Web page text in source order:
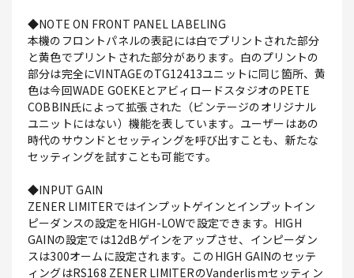
◆NOTE ON FRONT PANEL LABELING
本機のフロントパネルの表記には白でプリントされた部分
と黄色でプリントされた部分があります。白のプリントの
部分は完全にVINTAGEのTG12413ユニットに同じ箇所、黄
色は今回WADE GOEKEとアビィロードスタジオのPETE
COBBIN氏によって拡張された（ビンテージのオリジナル
ユニットにはない）機能を表しています。ユーザーはあの
時代のサウンドとセッティングを呼び出すことも、新たな
セッティングを試すことも可能です。
◆INPUT GAIN
ZENER LIMITERではインプットゲインとインプットイン
ピーダンスの設定をHIGH-LOWで設定できます。HIGH
GAINの設定では12dBゲインをアップさせ、インピーダン
スは300オームに設定されます。このHIGH GAINのセッテ
ィングはRS168 ZENER LIMITERのVanderlismセッティン